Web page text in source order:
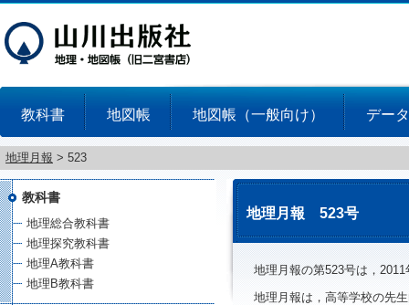
教科書 地図帳 地図帳（一般向け） デー
地理月報 > 523
地理月報 523号
地理月報の第523号は，
地理月報は，高等学校の先
教科書
地理総合教科書
地理探究教科書
地理A教科書
地理B教科書